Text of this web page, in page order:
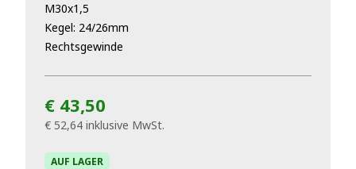
M30x1,5
Kegel: 24/26mm
Rechtsgewinde
€ 43,50
€ 52,64 inklusive MwSt.
AUF LAGER